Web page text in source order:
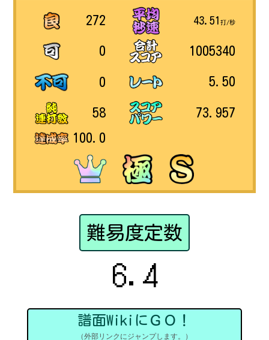
272
0
0
58
100.0
43.51打/秒
1005340
5.50
73.957
難易度定数
6.4
譜面WikiにＧＯ！
（外部リンクにジャンプします。）